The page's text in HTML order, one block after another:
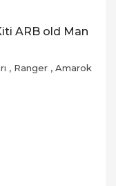
ARB old Man
, Ranger , Amarok